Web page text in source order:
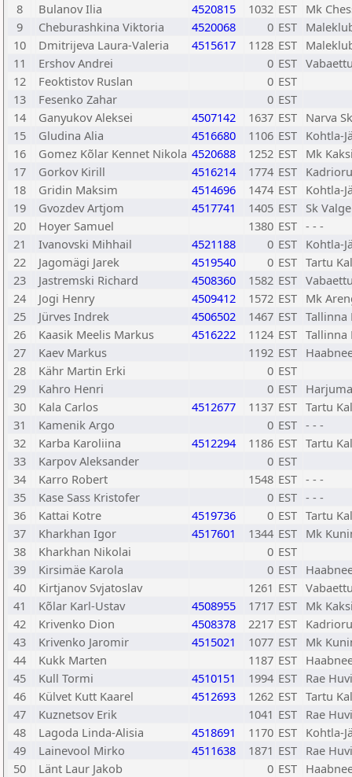
8
Bulanov Ilia 4520815 1032 EST Mk
9
Cheburashkina Viktoria 4520068 0 EST
10
Dmitrijeva Laura-Valeria 4515617 1128 EST
11
Ershov Andrei 0 EST
12
Feoktistov Ruslan 0 EST
13
Fesenko Zahar 0 EST
14
Ganyukov Aleksei 4507142 1637 EST Narva
15
Gludina Alia 4516680 1106 EST Kohtla-
16
Gomez Kõlar Kennet Nikola 4520688 1252 EST Mk
17
Gorkov Kirill 4516214 1774 EST
18
Gridin Maksim 4514696 1474 EST Kohtla-
19
Gvozdev Artjom 4517741 1405 EST Sk
20
Hoyer Samuel 1380 EST - - -
21
Ivanovski Mihhail 4521188 0 EST Kohtla-
22
Jagomägi Jarek 4519540 0 EST Tartu
23
Jastremski Richard 4508360 1582 EST
24
Jogi Henry 4509412 1572 EST Mk
25
Jürves Indrek 4506502 1467 EST Tallinna
26
Kaasik Meelis Markus 4516222 1124 EST
27
Kaev Markus 1192 EST
28
Kähr Martin Erki 0 EST
29
Kahro Henri 0 EST
30
Kala Carlos 4512677 1137 EST Tartu
31
Kamenik Argo 0 EST - - -
32
Karba Karoliina 4512294 1186 EST Tartu
33
Karpov Aleksander 0 EST
34
Karro Robert 1548 EST - - -
35
Kase Sass Kristofer 0 EST - - -
36
Kattai Kotre 4519736 0 EST Tartu
37
Kharkhan Igor 4517601 1344 EST Mk
38
Kharkhan Nikolai 0 EST
39
Kirsimäe Karola 0 EST
40
Kirtjanov Svjatoslav 1261 EST
41
Kõlar Karl-Ustav 4508955 1717 EST Mk
42
Krivenko Dion 4508378 2217 EST
43
Krivenko Jaromir 4515021 1077 EST Mk
44
Kukk Marten 1187 EST
45
Kull Tormi 4510151 1994 EST Rae
46
Külvet Kutt Kaarel 4512693 1262 EST Tartu
47
Kuznetsov Erik 1041 EST Rae
48
Lagoda Linda-Alisia 4518691 1170 EST Kohtla-
49
Lainevool Mirko 4511638 1871 EST Rae
50
Länt Laur Jakob 0 EST